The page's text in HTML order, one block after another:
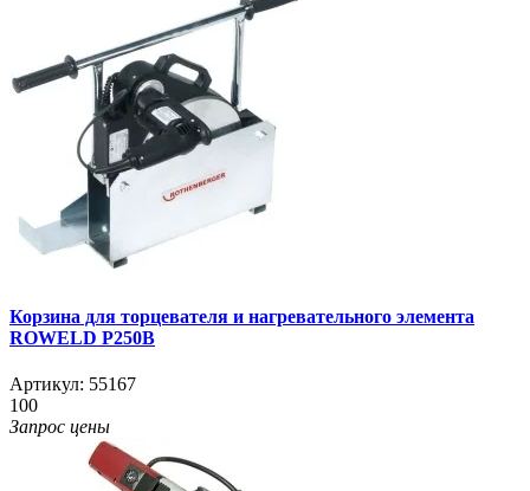
Корзина для торцевателя и нагревательного элемента
ROWELD Р250В
Артикул: 55167
100
Запрос цены